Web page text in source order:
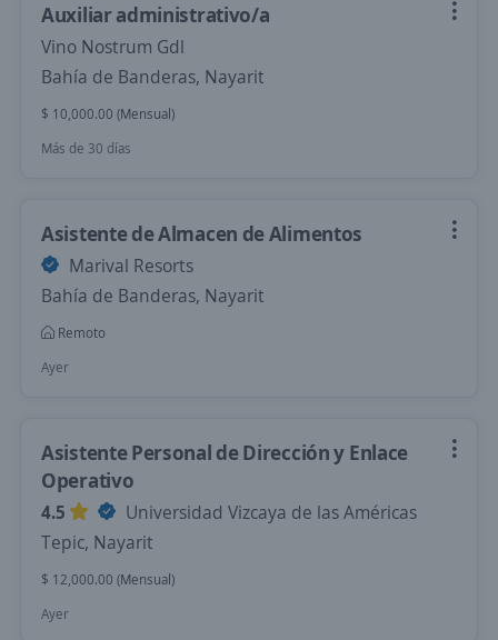
Auxiliar administrativo/a
Vino Nostrum Gdl
Bahía de Banderas, Nayarit
$ 10,000.00 (Mensual)
Más de 30 días
Asistente de Almacen de Alimentos
Marival Resorts
Bahía de Banderas, Nayarit
Remoto
Ayer
Asistente Personal de Dirección y Enlace
Operativo
4.5
Universidad Vizcaya de las Américas
Tepic, Nayarit
$ 12,000.00 (Mensual)
Ayer